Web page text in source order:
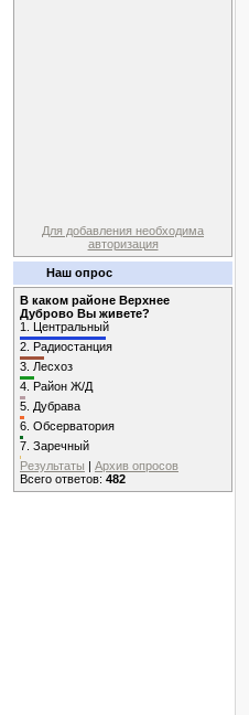
Для добавления необходима
авторизация
Наш опрос
В каком районе Верхнее
Дуброво Вы живете?
1. Центральный
2. Радиостанция
3. Лесхоз
4. Район Ж/Д
5. Дубрава
6. Обсерватория
7. Заречный
Результаты | Архив опросов
Всего ответов: 482